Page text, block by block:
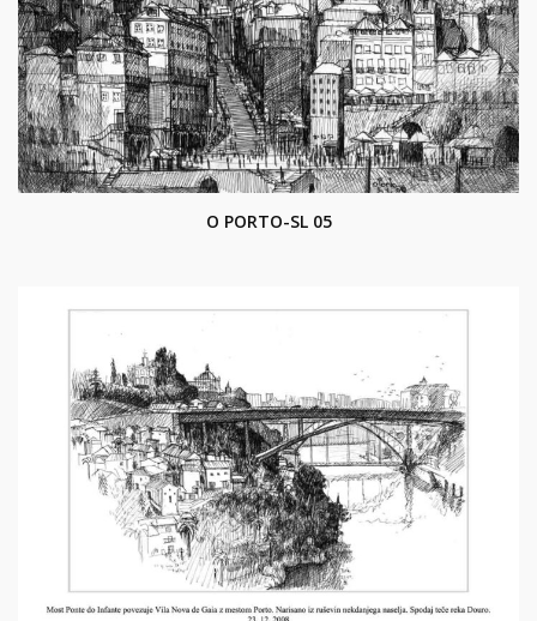
O PORTO-SL 05